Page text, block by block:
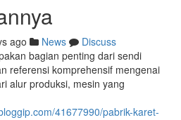
ago News
Discuss
bagian penting dari sendi
referensi komprehensif mengenai
alur produksi, mesin yang
41677990/pabrik-karet-